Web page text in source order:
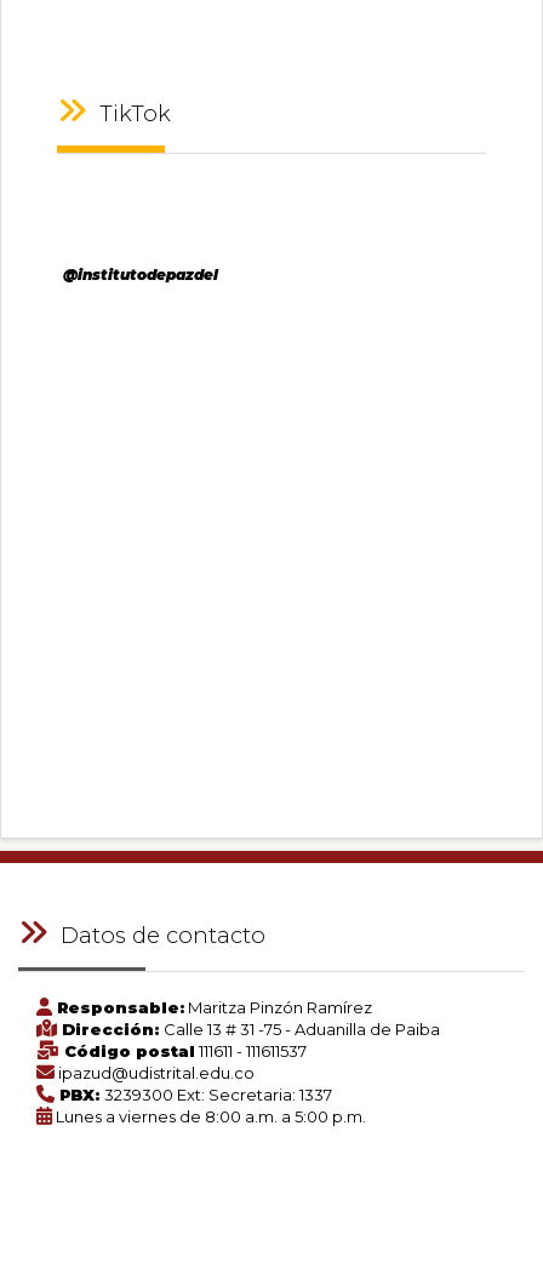
TikTok
@institutodepazdel
Datos de contacto
Responsable: Maritza Pinzón Ramírez
Dirección: Calle 13 # 31 -75 - Aduanilla de Paiba
Código postal111611 - 111611537
ipazud@udistrital.edu.co
PBX: 3239300 Ext: Secretaria: 1337
Lunes a viernes de 8:00 a.m. a 5:00 p.m.